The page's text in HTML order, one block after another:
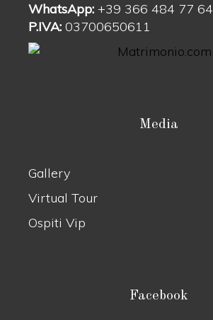
WhatsApp: +39 366 484 77 64
P.IVA: 03700650611
Media
Gallery
Virtual Tour
Ospiti Vip
Facebook